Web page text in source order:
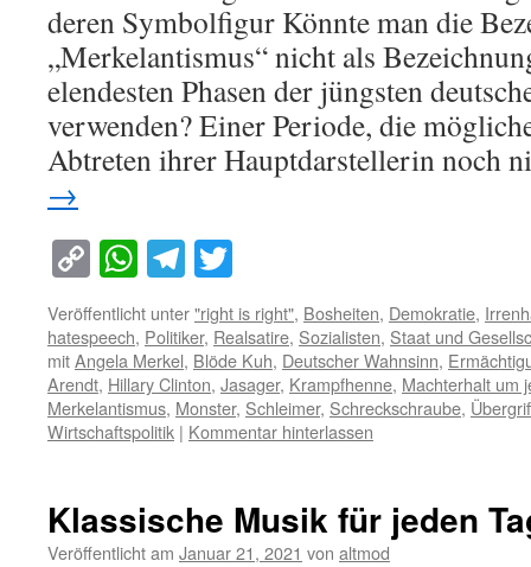
deren Symbolfigur Könnte man die
„Merkelantismus“ nicht als
elendesten Phasen der jüngsten
verwenden? Einer Periode, die
Abtreten ihrer Hauptdarstellerin noch
→
Copy
Link
WhatsApp
Telegram
Veröffentlicht unter"right is right", Bosheiten, Demokratie,
hatespeech, Politiker, Realsatire, Sozialisten, Staat und
mitAngela Merkel, Blöde Kuh, Deutscher Wahnsinn,
Arendt, Hillary Clinton, Jasager, Krampfhenne, Machterhalt um
Merkelantismus, Monster, Schleimer, Schreckschraube,
Wirtschaftspolitik | Kommentar hinterlassen
Klassische Musik für jeden
Veröffentlicht am Januar 21, 2021 von altmod